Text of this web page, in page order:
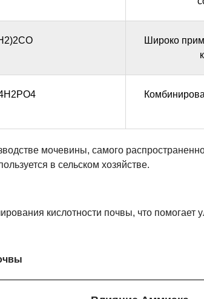
Широко
мочевины, самого
в сельском хозяйстве.
кислотности почвы, что помогает